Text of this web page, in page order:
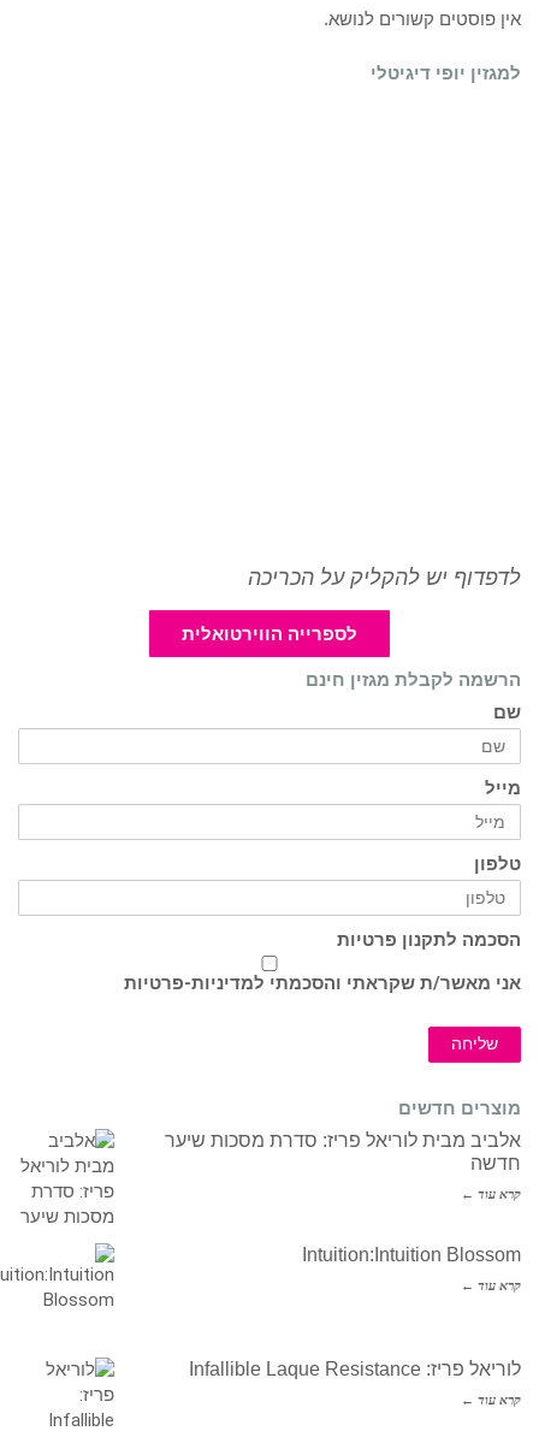
אין פוסטים קשורים לנושא.
למגזין יופי דיגיטלי
לדפדוף יש להקליק על הכריכה
לספרייה הווירטואלית
הרשמה לקבלת מגזין חינם
שם
מייל
טלפון
הסכמה לתקנון פרטיות
אני מאשר/ת שקראתי והסכמתי למדיניות-פרטיות
שליחה
מוצרים חדשים
אלביב מבית לוריאל פריז: סדרת מסכות שיער
חדשה
קרא עוד ←
Intuition:Intuition Blossom
קרא עוד ←
לוריאל פריז: Infallible Laque Resistance
קרא עוד ←